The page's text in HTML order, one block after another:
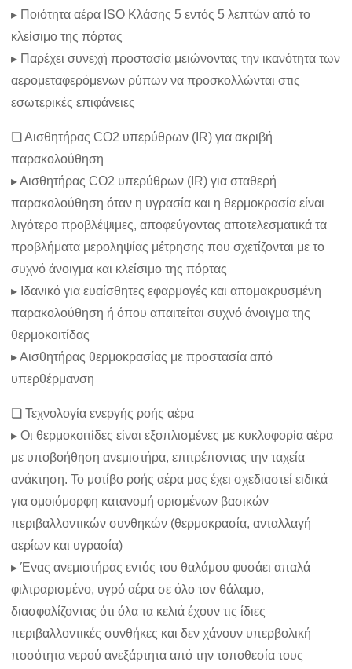
▸ Ποιότητα αέρα ISO Κλάσης 5 εντός 5 λεπτών από το
κλείσιμο της πόρτας
▸ Παρέχει συνεχή προστασία μειώνοντας την ικανότητα των
αερομεταφερόμενων ρύπων να προσκολλώνται στις
εσωτερικές επιφάνειες
❏ Αισθητήρας CO2 υπερύθρων (IR) για ακριβή
παρακολούθηση
▸ Αισθητήρας CO2 υπερύθρων (IR) για σταθερή
παρακολούθηση όταν η υγρασία και η θερμοκρασία είναι
λιγότερο προβλέψιμες, αποφεύγοντας αποτελεσματικά τα
προβλήματα μεροληψίας μέτρησης που σχετίζονται με το
συχνό άνοιγμα και κλείσιμο της πόρτας
▸ Ιδανικό για ευαίσθητες εφαρμογές και απομακρυσμένη
παρακολούθηση ή όπου απαιτείται συχνό άνοιγμα της
θερμοκοιτίδας
▸ Αισθητήρας θερμοκρασίας με προστασία από
υπερθέρμανση
❏ Τεχνολογία ενεργής ροής αέρα
▸ Οι θερμοκοιτίδες είναι εξοπλισμένες με κυκλοφορία αέρα
με υποβοήθηση ανεμιστήρα, επιτρέποντας την ταχεία
ανάκτηση. Το μοτίβο ροής αέρα μας έχει σχεδιαστεί ειδικά
για ομοιόμορφη κατανομή ορισμένων βασικών
περιβαλλοντικών συνθηκών (θερμοκρασία, ανταλλαγή
αερίων και υγρασία)
▸ Ένας ανεμιστήρας εντός του θαλάμου φυσάει απαλά
φιλτραρισμένο, υγρό αέρα σε όλο τον θάλαμο,
διασφαλίζοντας ότι όλα τα κελιά έχουν τις ίδιες
περιβαλλοντικές συνθήκες και δεν χάνουν υπερβολική
ποσότητα νερού ανεξάρτητα από την τοποθεσία τους